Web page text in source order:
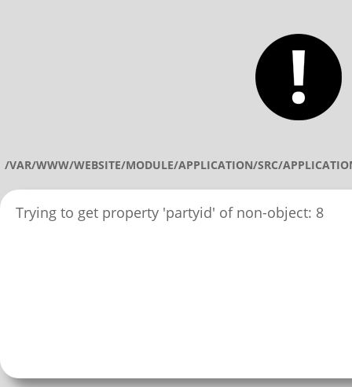
/VAR/WWW/WEBSITE/MODULE/APPLICATION/SRC/
Trying to get property 'partyid' of non-object: 8